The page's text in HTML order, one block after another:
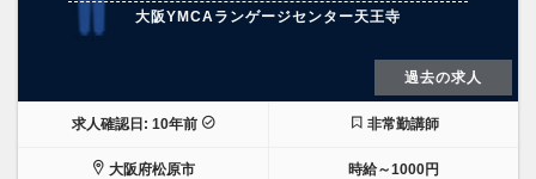
大阪YMCAランゲージセンター天王寺
過去の求人
求人確認日: 10年前 非常勤講師
大阪府松原市 時給～1000円